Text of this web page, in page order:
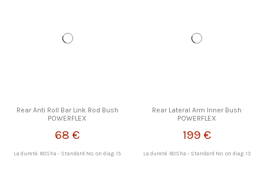
Rear Anti Roll Bar Link Rod Bush
POWERFLEX
68 €
La dureté: 80Sha - Standard No. on diag: 15
Rear Lateral Arm Inner Bush
POWERFLEX
199 €
La dureté: 80Sha - Standard No. on diag: 13